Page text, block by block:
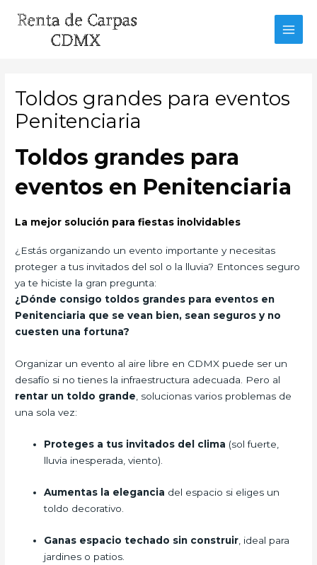
Toldos grandes para eventos
Penitenciaria
Toldos grandes para
eventos en Penitenciaria
La mejor solución para fiestas inolvidables
¿Estás organizando un evento importante y necesitas
proteger a tus invitados del sol o la lluvia? Entonces seguro
ya te hiciste la gran pregunta:
¿Dónde consigo toldos grandes para eventos en
Penitenciaria que se vean bien, sean seguros y no
cuesten una fortuna?
Organizar un evento al aire libre en CDMX puede ser un
desafío si no tienes la infraestructura adecuada. Pero al
rentar un toldo grande , solucionas varios problemas de
una sola vez:
Proteges a tus invitados del clima (sol fuerte,
lluvia inesperada, viento).
Aumentas la elegancia del espacio si eliges un
toldo decorativo.
Ganas espacio techado sin construir , ideal para
jardines o patios.